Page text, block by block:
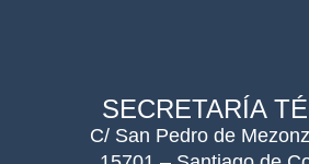
SECRETARÍA
C/ San Pedro de